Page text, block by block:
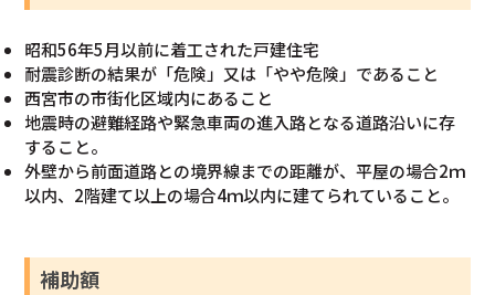
昭和56年5月以前に着工された戸建住宅
耐震診断の結果が「危険」又は「やや危険」であること
西宮市の市街化区域内にあること
地震時の避難経路や緊急車両の進入路となる道路沿いに存
すること。
外壁から前面道路との境界線までの距離が、平屋の場合2ｍ
以内、2階建て以上の場合4ｍ以内に建てられていること。
補助額